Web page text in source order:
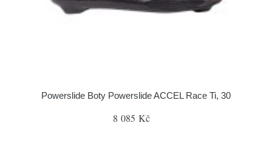
Powerslide Boty Powerslide ACCEL Race Ti, 30
8 085 Kč